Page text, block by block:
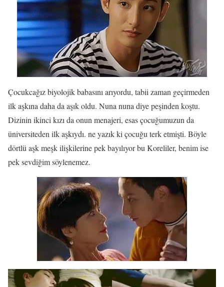
Çocukcağız biyolojik babasını arıyordu, tabii zaman geçirmeden
ilk aşkına daha da aşık oldu. Nuna nuna diye peşinden koştu.
Dizinin ikinci kızı da onun menajeri, esas çocuğumuzun da
üniversiteden ilk aşkıydı. ne yazık ki çocuğu terk etmişti. Böyle
dörtlü aşk meşk ilişkilerine pek bayılıyor bu Koreliler, benim ise
pek sevdiğim söylenemez.